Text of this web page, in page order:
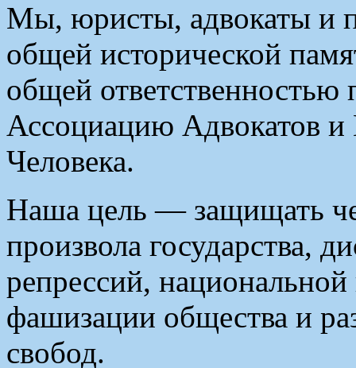
Мы, юристы, адвокаты и
общей исторической
общей
Ассоциацию Адвокатов
Человека.
Наша цель — защищать
произвола государства,
репрессий,
фашизации общества и
свобод.